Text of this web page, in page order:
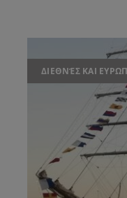
ΔΙΕΘΝΈΣ ΚΑΙ